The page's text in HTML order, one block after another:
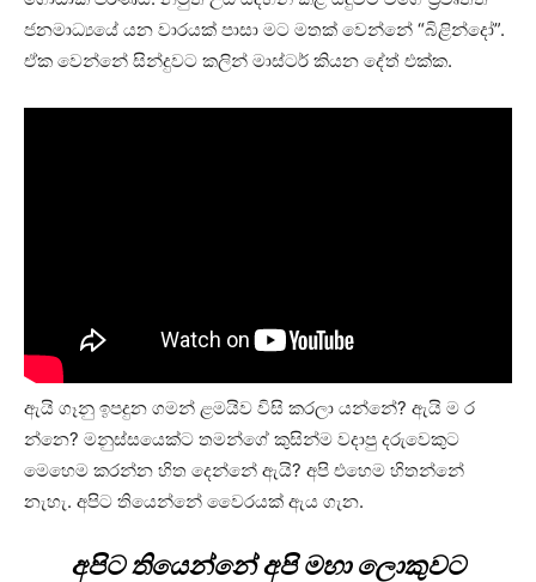
ජනමාධ්‍යයේ යන වාරයක් පාසා මට මතක් වෙන්නේ “බිළින්දෝ”.
ඒක වෙන්නේ සින්දුවට කලින් මාස්ටර් කියන දේත් එක්ක.
ඇයි ගෑනු ඉපදුන ගමන් ළමයිව විසි කරලා යන්නේ? ඇයි ම ර
න්නෙ? මනුස්සයෙක්ට තමන්ගේ කුසින්ම වදාපු දරුවෙකුට
මෙහෙම කරන්න හිත දෙන්නේ ඇයි? අපි එහෙම හිතන්නේ
නැහැ. අපිට තියෙන්නේ වෛරයක් ඇය ගැන.
අපිට තියෙන්නේ අපි මහා ලොකුවට